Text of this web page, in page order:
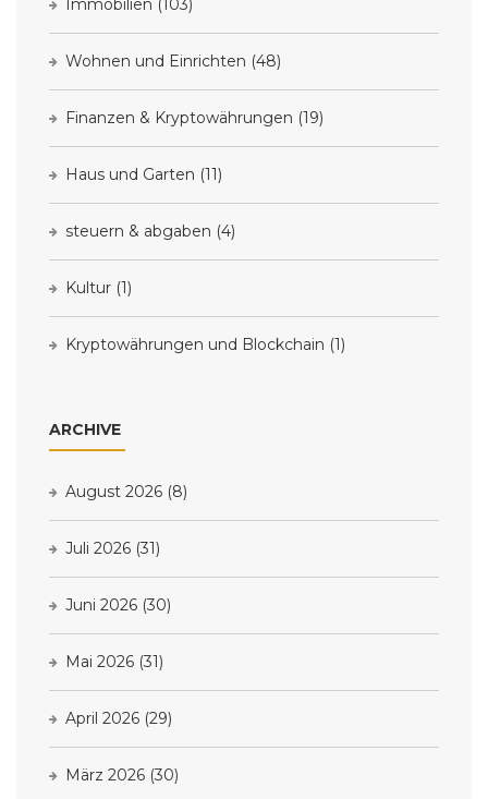
Immobilien (103)
Wohnen und Einrichten (48)
Finanzen & Kryptowährungen (19)
Haus und Garten (11)
steuern & abgaben (4)
Kultur (1)
Kryptowährungen und Blockchain (1)
ARCHIVE
August 2026 (8)
Juli 2026 (31)
Juni 2026 (30)
Mai 2026 (31)
April 2026 (29)
März 2026 (30)